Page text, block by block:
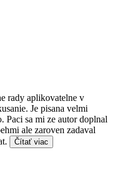
rady aplikovatelne v
Je pisana velmi
Paci sa mi ze autor doplnal
ale zaroven zadaval
Čítať viac